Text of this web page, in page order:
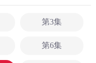
第3集
第6集